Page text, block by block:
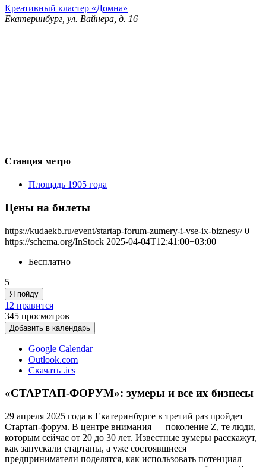
Креативный кластер «Домна»
Екатеринбург, ул. Вайнера, д. 16
Станция метро
Площадь 1905 года
Цены на билеты
https://kudaekb.ru/event/startap-forum-zumery-i-vse-ix-biznesy/ 0
https://schema.org/InStock 2025-04-04T12:41:00+03:00
Бесплатно
5+
Я пойду
12 нравится
345 просмотров
Добавить в календарь
Google Calendar
Outlook.com
Скачать .ics
«СТАРТАП-ФОРУМ»: зумеры и все их бизнесы
29 апреля 2025 года в Екатеринбурге в третий раз пройдет
Стартап-форум. В центре внимания — поколение Z, те люди,
которым сейчас от 20 до 30 лет. Известные зумеры расскажут,
как запускали стартапы, а уже состоявшиеся
предприниматели поделятся, как использовать потенциал